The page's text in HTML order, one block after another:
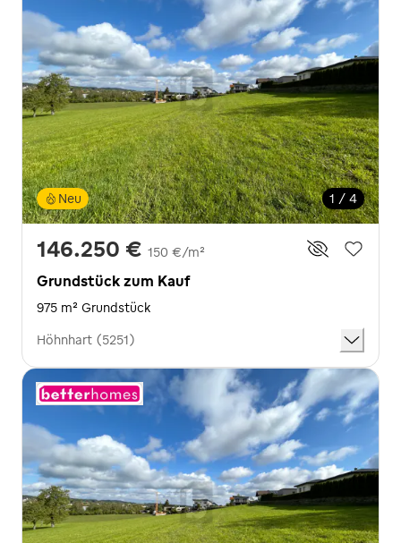
1 / 4
Neu
146.250 € 150 €/m²
Grundstück zum Kauf
975 m² Grundstück
Höhnhart (5251)